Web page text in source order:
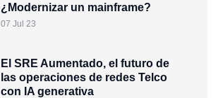
¿Modernizar un mainframe?
07 Jul 23
El SRE Aumentado, el futuro de
las operaciones de redes Telco
con IA generativa